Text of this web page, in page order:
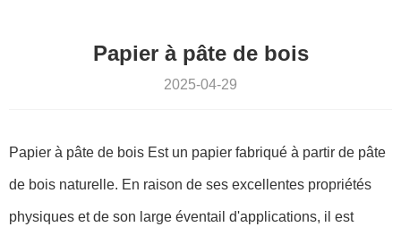
Papier à pâte de bois
2025-04-29
Papier à pâte de bois Est un papier fabriqué à partir de pâte
de bois naturelle. En raison de ses excellentes propriétés
physiques et de son large éventail d'applications, il est